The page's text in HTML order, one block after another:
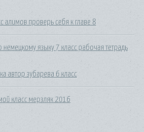
алимов проверь себя к главе 8
немецкому языку 7 класс рабочая тетрадь
автор зубарева 6 класс
класс мерзляк 2016